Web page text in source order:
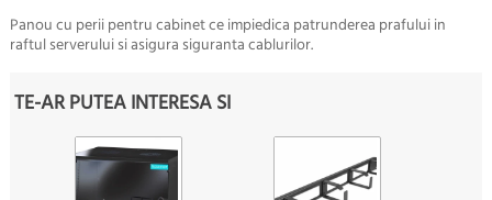
Panou cu perii pentru cabinet ce impiedica patrunderea prafului in
raftul serverului si asigura siguranta cablurilor.
TE-AR PUTEA INTERESA SI